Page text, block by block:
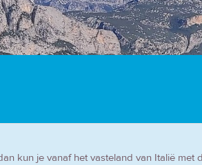
kun je vanaf het vasteland van Italië